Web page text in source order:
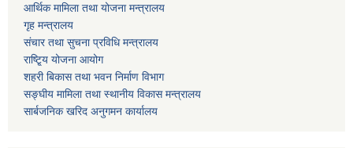
आर्थिक मामिला तथा योजना मन्त्रालय
गृह मन्त्रालय
संचार तथा सुचना प्रविधि मन्त्रालय
राष्टि्ृय योजना आयोग
शहरी बिकास तथा भवन निर्माण विभाग
सङ्घीय मामिला तथा स्थानीय विकास मन्त्रालय
सार्बजनिक खरिद अनुगमन कार्यालय